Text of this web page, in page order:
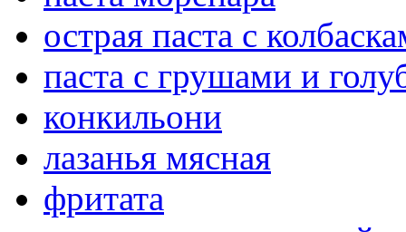
острая паста с
паста с грушами и
конкильони
лазанья мясная
фритата